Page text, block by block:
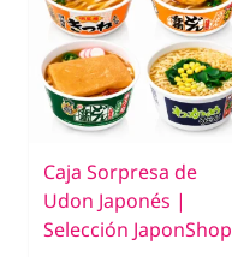
Caja Sorpresa de
Udon Japonés |
Selección JaponShop